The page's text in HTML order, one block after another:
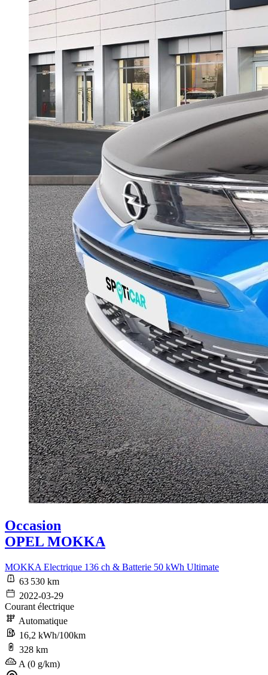
Occasion
OPEL MOKKA
MOKKA Electrique 136 ch & Batterie 50 kWh Ultimate
63 530 km
2022-03-29
Courant électrique
Automatique
16,2 kWh/100km
328 km
A (0 g/km)